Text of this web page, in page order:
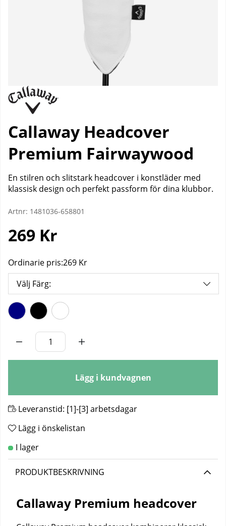
Callaway Headcover
Premium Fairwaywood
En stilren och slitstark headcover i konstläder med
klassisk design och perfekt passform för dina klubbor.
Artnr: 1481036-658801
269 Kr
Ordinarie pris:269 Kr
Välj Färg:
Lägg i kundvagnen
Leveranstid: [1]-[3] arbetsdagar
Lägg i önskelistan
PRODUKTBESKRIVNING
Callaway Premium headcover